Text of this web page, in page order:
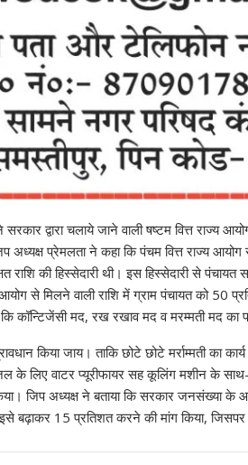
द्वारा चलाये जाने वाली षष्टम वित्त राज्य
प्रेमलता ने कहा कि पंचम वित्त राज्य
राशि की हिस्सेदारी थी। इस हिस्सेदारी से पंचायत
से मिलने वाली राशि में ग्राम पंचायत को 50
कॉन्टिजेंसी मद, रख रखाव मद व मरम्मती मद का
किया जाय। ताकि छोटे छोटे मर्राम्मती का
के लिए वाटर प्यूरीफायर सह कूलिंग मशीन के
जिप अध्यक्ष ने बताया कि सरकार जनसंख्या के
बढ़ाकर 15 प्रतिशत करने की मांग किया,